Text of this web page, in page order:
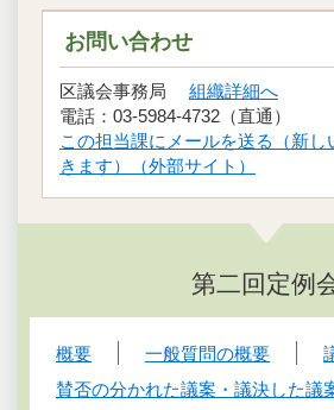
お問い合わせ
区議会事務局 組織詳細へ
電話：03-5984-4732（直通）
この担当課にメールを送る（新し
きます）（外部サイト）
第二回定例
概要 一般質問の概要
賛否の分かれた議案・議決した議